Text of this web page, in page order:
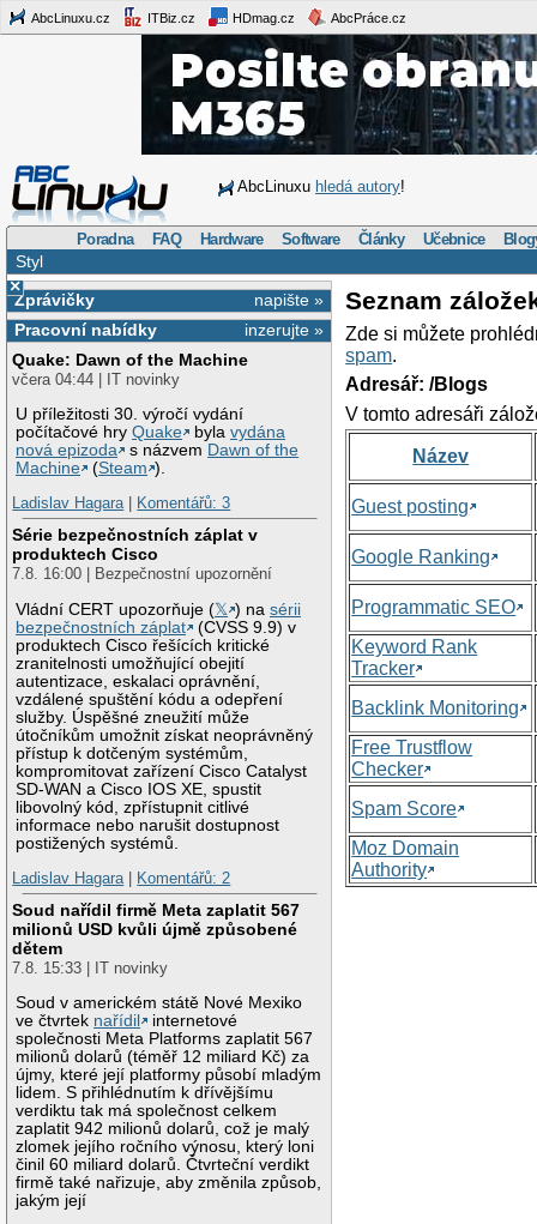
AbcLinuxu.cz ITBiz.cz HDmag.cz AbcPráce.cz
AbcLinuxu hledá autory!
Poradna FAQ Hardware Software Články Učebnice
Styl
×
napište »
Zprávičky
inzerujte »
Pracovní nabídky
Quake: Dawn of the Machine
včera 04:44 | IT novinky
U příležitosti 30. výročí vydání
počítačové hryQuake bylavydána
nová epizoda
s názvem Dawn of the
Machine
(Steam ).
Ladislav Hagara| Komentářů: 3
Série bezpečnostních záplat v
produktech Cisco
7.8. 16:00 | Bezpečnostní upozornění
Vládní CERT upozorňuje (𝕏 ) nasérii
bezpečnostních záplat
(CVSS 9.9) v
produktech Cisco řešících kritické
zranitelnosti umožňující obejití
autentizace, eskalaci oprávnění,
vzdálené spuštění kódu a odepření
služby. Úspěšné zneužití může
útočníkům umožnit získat neoprávněný
přístup k dotčeným systémům,
kompromitovat zařízení Cisco Catalyst
SD-WAN a Cisco IOS XE, spustit
libovolný kód, zpřístupnit citlivé
informace nebo narušit dostupnost
postižených systémů.
Ladislav Hagara| Komentářů: 2
Soud nařídil firmě Meta zaplatit 567
milionů USD kvůli újmě způsobené
dětem
7.8. 15:33 | IT novinky
Soud v americkém státě Nové Mexiko
ve čtvrtek nařídil
internetové
společnosti Meta Platforms zaplatit 567
milionů dolarů (téměř 12 miliard Kč) za
újmy, které její platformy působí mladým
lidem. S přihlédnutím k dřívějšímu
verdiktu tak má společnost celkem
zaplatit 942 milionů dolarů, což je malý
zlomek jejího ročního výnosu, který loni
činil 60 miliard dolarů. Čtvrteční verdikt
firmě také nařizuje, aby změnila způsob,
jakým její
Seznam
Zde si můžete
spam.
Adresář: /Blogs
V tomto adresáři
Název
Guest posting
Google Ranking
Programmatic SEO
Keyword Rank
Tracker
Backlink Monitoring
Free Trustflow
Checker
Spam Score
Moz Domain
Authority